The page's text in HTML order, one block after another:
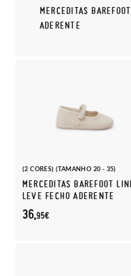
MERCEDITAS
ADERENTE
(2 CORES) (TAMANHO 20 - 35)
MERCEDITAS BAREFOOT
LEVE FECHO ADERENTE
36,95€